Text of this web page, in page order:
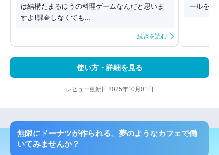
は結構たまるほうの料理ゲームなんだと思いま
すよ❗課金しなくても...
続きを読む
ールをや
使い方・詳細を見る
レビュー更新日:2025年10月01日
無限にドーナツが作られる、夢のようなカフェで働
いてみませんか？